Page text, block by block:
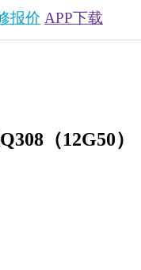
报价 APP下载
（12G50）